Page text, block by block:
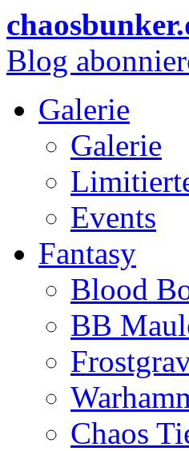
Blog
Galerie
Galerie
Events
Fantasy
Blood
BB
Chaos